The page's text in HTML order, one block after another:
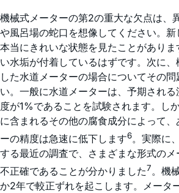
機械式メーターの第2の重大な欠点は、
や風呂場の蛇口を想像してください。新
本当にきれいな状態を見たことがあり
い水垢が付着しているはずです。次に
した水道メーターの場合についてその
い。一般に水道メーターは、予期され
度が1%であることを試験されます。し
に含まれるその他の腐食成分によって
ーの精度は急速に低下します6。実際に
する最近の調査で、さまざまな形式の
不正確であることが分かりました7。機
か2年で較正ずれを起こします。メータ